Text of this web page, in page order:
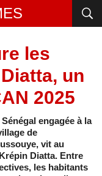
les
un
2025
engagée à la
de
vit au
Diatta. Entre
les habitants